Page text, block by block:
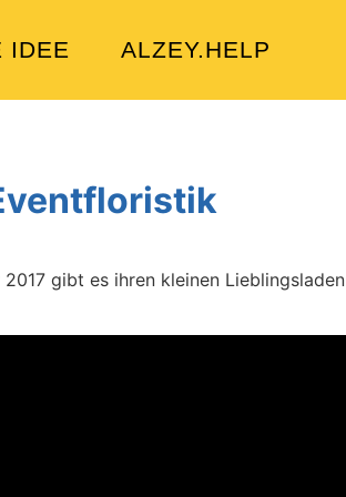
IDEE ALZEY.HELP
gibt es ihren kleinen Lieblingsladen